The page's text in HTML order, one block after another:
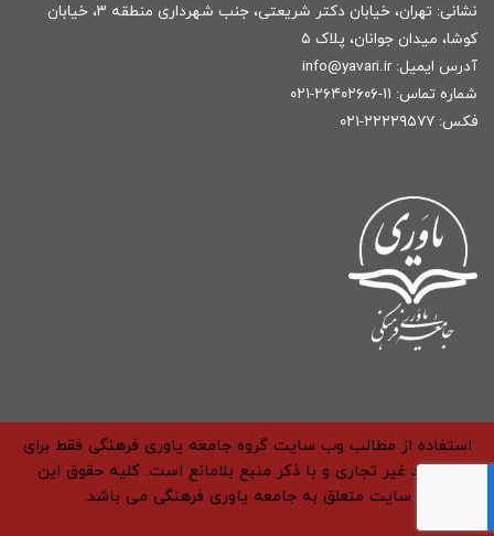
نشانی: تهران، خیابان دکتر شریعتی، جنب شهرداری منطقه ۳، خیابان
کوشا، میدان جوانان، پلاک ۵
آدرس ایمیل: info@yavari.ir
شماره تماس: ۱۱-۲۶۴۰۲۶۰۶-۰۲۱
فکس: ۲۲۲۲۹۵۷۷-۰۲۱
استفاده از مطالب وب سایت گروه جامعه یاوری فرهنگی فقط برای
مقاصد غیر تجاری و با ذکر منبع بلامانع است. کلیه حقوق این
سایت متعلق به جامعه یاوری فرهنگی می باشد.